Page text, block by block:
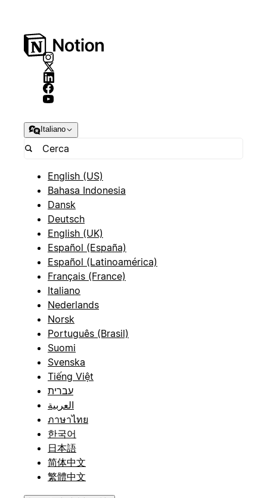
Italiano
English (US)
Bahasa Indonesia
Dansk
Deutsch
English (UK)
Español (España)
Español (Latinoamérica)
Français (France)
Italiano
Nederlands
Norsk
Português (Brasil)
Suomi
Svenska
Tiếng Việt
עברית
العربية
ภาษาไทย
한국어
日本語
简体中文
繁體中文